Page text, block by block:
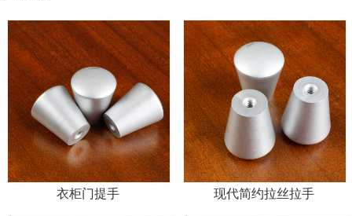
衣柜门提手 现代简约拉丝拉手